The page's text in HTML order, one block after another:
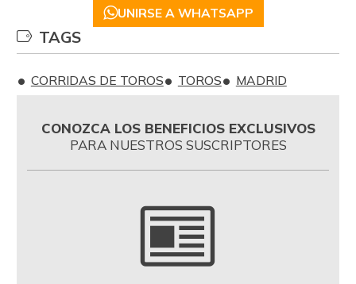
UNIRSE A WHATSAPP
TAGS
CORRIDAS DE TOROS TOROS MADRID
CONOZCA LOS BENEFICIOS EXCLUSIVOS
PARA NUESTROS SUSCRIPTORES